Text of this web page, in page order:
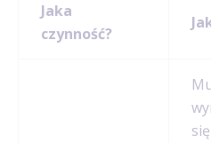
Jaka
czynność?
się